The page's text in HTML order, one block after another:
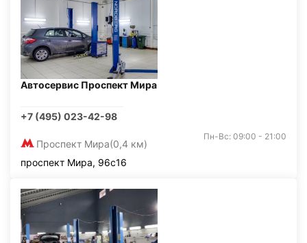
Автосервис Проспект Мира
+7 (495) 023-42-98
Проспект Мира(0,4 км)
Пн-Вс: 09:00 - 21:00
проспект Мира, 96с16